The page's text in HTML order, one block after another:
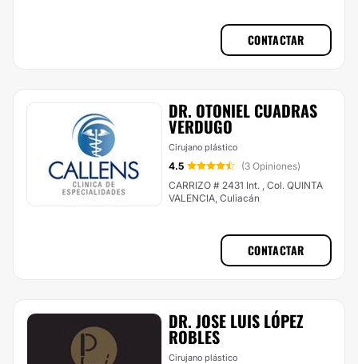
CONTACTAR
DR. OTONIEL CUADRAS
VERDUGO
Cirujano plástico
4.5
(3 Opiniones)
CARRIZO # 2431 Int. , Col. QUINTA
VALENCIA, Culiacán
CONTACTAR
DR. JOSE LUIS LÓPEZ
ROBLES
Cirujano plástico